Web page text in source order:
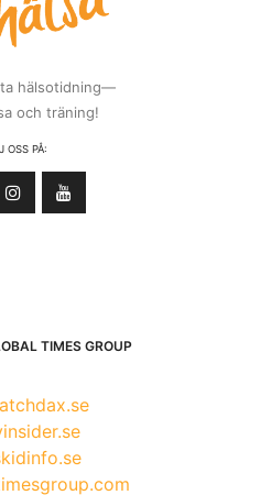
hälsotidning—
och träning!
OSS PÅ:
TIMES GROUP